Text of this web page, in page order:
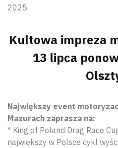
2025.
Kultowa impreza
13 lipca
Największy event
Mazurach zaprasza na:
* King of Poland Drag Race
największy w Polsce cykl